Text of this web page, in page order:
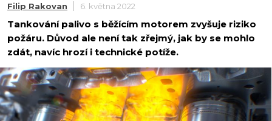
Filip Rakovan 6. května 2022
Tankování palivo s běžícím motorem zvyšuje riziko
požáru. Důvod ale není tak zřejmý, jak by se mohlo
zdát, navíc hrozí i technické potíže.